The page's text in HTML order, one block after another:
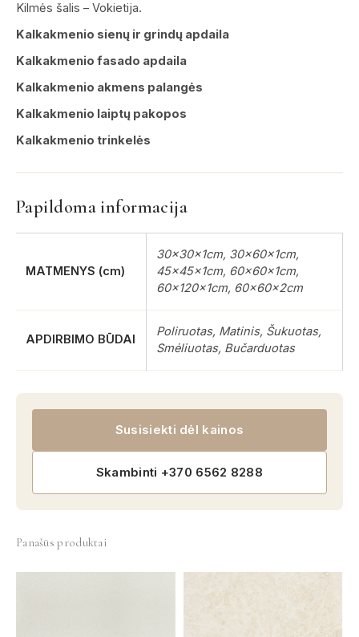
Kilmės šalis – Vokietija.
Kalkakmenio sienų ir grindų apdaila
Kalkakmenio fasado apdaila
Kalkakmenio akmens palangės
Kalkakmenio laiptų pakopos
Kalkakmenio trinkelės
Papildoma informacija
MATMENYS (cm)
30x30x1cm, 30x60x1cm,
45x45x1cm, 60x60x1cm,
60x120x1cm, 60x60x2cm
APDIRBIMO BŪDAI
Poliruotas, Matinis, Šukuotas,
Smėliuotas, Bučarduotas
Susisiekti dėl kainos
Skambinti +370 6562 8288
Panašūs produktai